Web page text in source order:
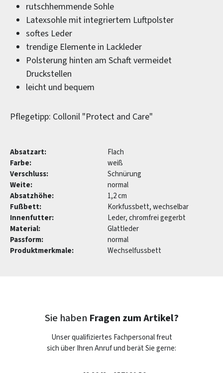
rutschhemmende Sohle
Latexsohle mit integriertem Luftpolster
softes Leder
trendige Elemente in Lackleder
Polsterung hinten am Schaft vermeidet
Druckstellen
leicht und bequem
Pflegetipp: Collonil "Protect and Care"
Absatzart:
Flach
Farbe:
weiß
Verschluss:
Schnürung
Weite:
normal
Absatzhöhe:
1,2 cm
Fußbett:
Korkfussbett, wechselbar
Innenfutter:
Leder, chromfrei gegerbt
Material:
Glattleder
Passform:
normal
Produktmerkmale:
Wechselfussbett
Sie haben Fragen zum Artikel?
Unser qualifiziertes Fachpersonal freut
sich über Ihren Anruf und berät Sie gerne: